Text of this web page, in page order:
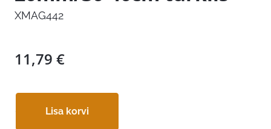
XMAG442
11,79 €
Lisa korvi